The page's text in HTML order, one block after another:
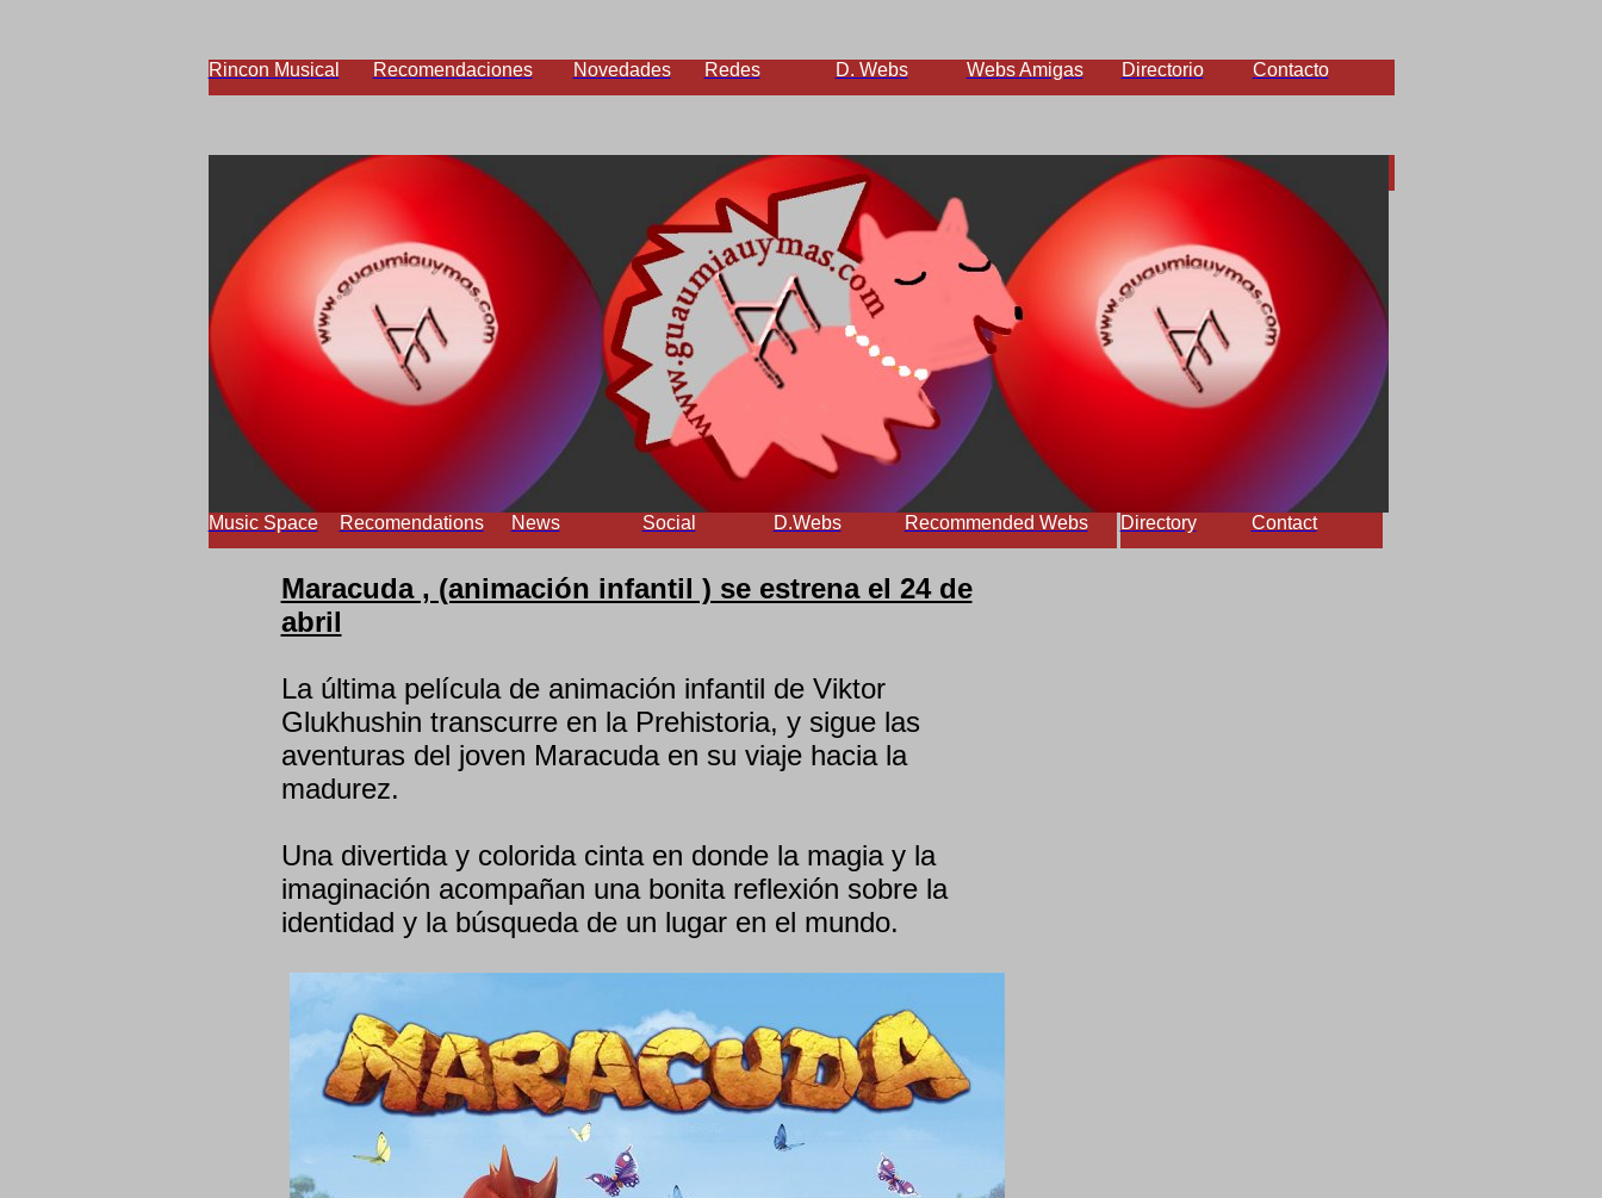
Rincon Musical Recomendaciones Novedades Redes D. Webs Webs Amigas Directorio Contacto
Music Space Recomendations News Social D.Webs Recommended Webs Directory Contact
Maracuda , (animación infantil ) se estrena el 24 de
abril
La última película de animación infantil de Viktor
Glukhushin transcurre en la Prehistoria, y sigue las
aventuras del joven Maracuda en su viaje hacia la
madurez.
Una divertida y colorida cinta en donde la magia y la
imaginación acompañan una bonita reflexión sobre la
identidad y la búsqueda de un lugar en el mundo.